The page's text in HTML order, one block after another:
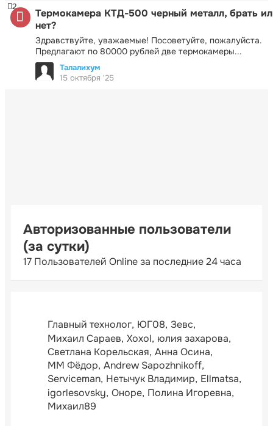
Термокамера КТД-500 черный металл, брать
нет?
Здравствуйте, уважаемые! Посоветуйте, пожалуйста.
Предлагают по 80000 рублей две термокамеры...
2
Талалихум
15 октября '25
Авторизованные пользователи
(за сутки)
17 Пользователей Online за последние 24 часа
Главный технолог ЮГ08 Зевс
Михаил Сараев Xoxol юлия захарова
Светлана Корельская Анна Осина
ММ Фёдор Andrew Sapozhnikoff
Serviceman Нетычук Владимир Ellmatsa
igorlesovsky Оноре Полина Игоревна
Михаил89